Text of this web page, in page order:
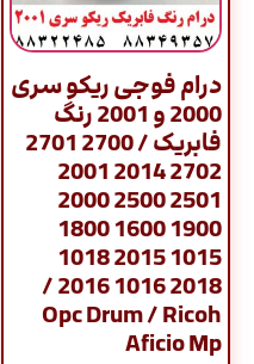
درام فوجی ریکو سری
2000 و 2001 رنگ
فابریک / 2700 2701
2702 2014 2001
2501 2500 2000
1900 1600 1800
1015 2015 1018
2018 1016 2016 /
Opc Drum / Ricoh
Aficio Mp